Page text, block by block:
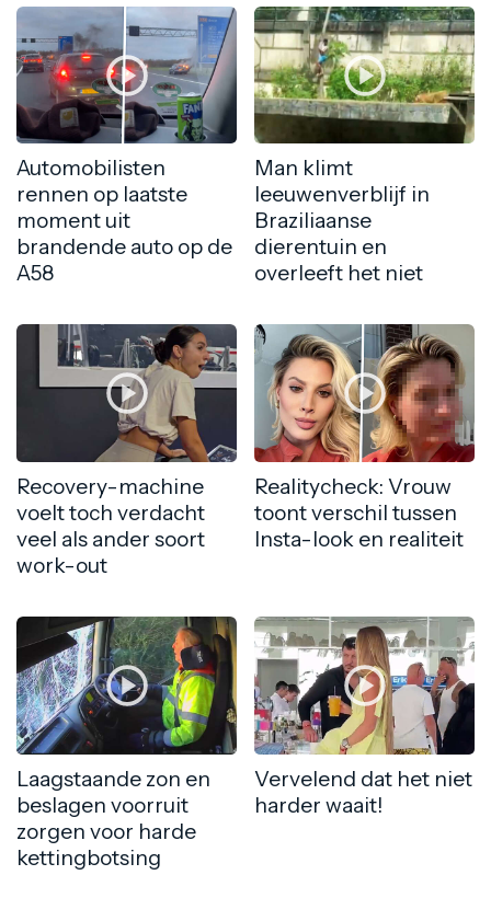
Automobilisten
rennen op laatste
moment uit
brandende auto op de
A58
Man klimt
leeuwenverblijf in
Braziliaanse
dierentuin en
overleeft het niet
Recovery-machine
voelt toch verdacht
veel als ander soort
work-out
Realitycheck: Vrouw
toont verschil tussen
Insta-look en realiteit
Laagstaande zon en
beslagen voorruit
zorgen voor harde
kettingbotsing
Vervelend dat het niet
harder waait!